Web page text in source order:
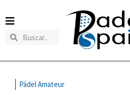
Pádel Amateur